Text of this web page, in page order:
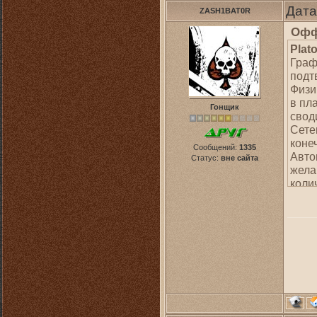
ZASH1BAT0R
Гонщик
Сообщений: 1335
Статус: вне сайта
в
Да,